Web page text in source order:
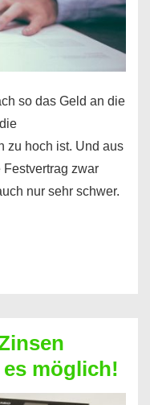
so das Geld an die
zu hoch ist. Und aus
zwar
nur sehr schwer.
möglich!